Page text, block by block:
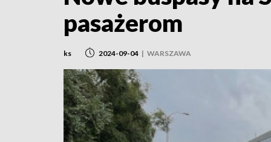
pasażerom
ks 2024-09-04 | WARSZAWA